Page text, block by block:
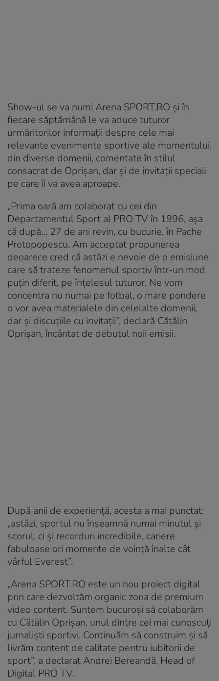
Show-ul se va numi Arena SPORT.RO și în
fiecare săptămână le va aduce tuturor
urmăritorilor informații despre cele mai
relevante evenimente sportive ale momentului,
din diverse domenii, comentate în stilul
consacrat de Oprișan, dar și de invitații speciali
pe care îi va avea aproape.
„Prima oară am colaborat cu cei din
Departamentul Sport al PRO TV în 1996, așa
că după… 27 de ani revin, cu bucurie, în Pache
Protopopescu. Am acceptat propunerea
deoarece cred că astăzi e nevoie de o emisiune
care să trateze fenomenul sportiv într-un mod
puțin diferit, pe înțelesul tuturor. Ne vom
concentra nu numai pe fotbal, o mare pondere
o vor avea materialele din celelalte domenii,
dar și discuțiile cu invitații”, declară Cătălin
Oprișan, încântat de debutul noii emisii.
După anii de experiență, acesta a mai punctat:
„astăzi, sportul nu înseamnă numai minutul și
scorul, ci și recorduri incredibile, cariere
fabuloase ori momente de voință înalte cât
vârful Everest”.
„Arena SPORT.RO este un nou proiect digital
prin care dezvoltăm organic zona de premium
video content. Suntem bucuroși să colaborăm
cu Cătălin Oprișan, unul dintre cei mai cunoscuți
jurnaliști sportivi. Continuăm să construim și să
livrăm content de calitate pentru iubitorii de
sport”, a declarat Andrei Bereandă, Head of
Digital PRO TV.